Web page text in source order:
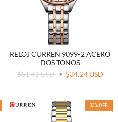
RELOJ CURREN 9099-2 ACERO
DOS TONOS
$51.41 USD
$34.24 USD
33% OFF